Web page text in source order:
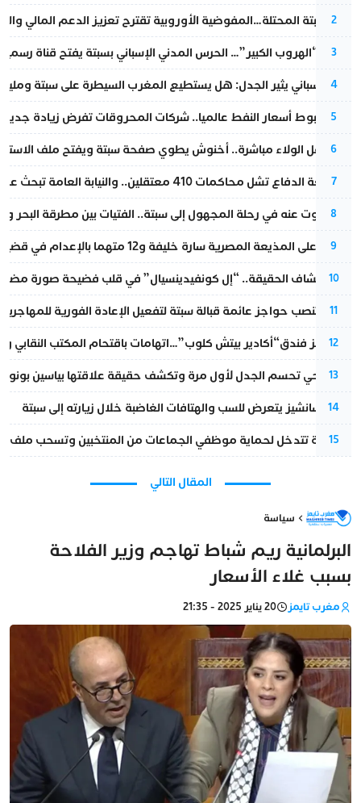
2
أزمة سبتة المحتلة…المفوضية الأوروبية تقترح تعزيز الدعم المالي
3
عملية “الهروب الكبير”… الحرس المدني الإسباني بسبتة يفتح قناة
4
تقرير إسباني يثير الجدل: هل يستطيع المغرب السيطرة على سبتة
5
رغم هبوط أسعار النفط عالميا.. شركات المحروقات تفرض زيادة
6
بعد حفل الولاء مباشرة.. أخنوش يطوي صفحة سبتة ويفتح ملف
7
مقاطعة الدفاع تشل محاكمات 410 معتقلين.. والنيابة العامة تبحث عن حل قانوني
8
المسكوت عنه في رحلة المجهول إلى سبتة.. الفتيات بين مطرقة البحر
9
الحكم على المذيعة المصرية سارة خليفة و12 متهما بالإعدام في قضية هزت بلاد الفراعنة
10
بعد انكشاف الحقيقة.. “إل كونفيدينسيال” في قلب فضيحة صورة
11
إسبانيا تنصب حواجز عائمة قبالة سبتة لتفعيل الإعادة الفورية للمهاجرين
12
أزمة تهز فندق“أكادير بيتش كلوب”…اتهامات باقتحام المكتب النقابي
13
نورا فتحي تحسم الجدل لأول مرة وتكشف حقيقة علاقتها بياسين بونو
14
بيدرو سانشيز يتعرض للسب والهتافات الغاضبة خلال زيارته إلى سبتة
15
الداخلية تتدخل لحماية موظفي الجماعات من المنتخبين وتسحب ملف
المقال التالي
سياسة
البرلمانية ريم شباط تهاجم وزير الفلاحة
بسبب غلاء الأسعار
مغرب تايمز 20 يناير 2025 - 21:35